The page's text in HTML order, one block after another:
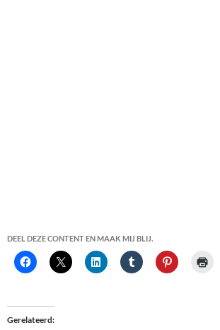
DEEL DEZE CONTENT EN MAAK MIJ BLIJ.
Gerelateerd